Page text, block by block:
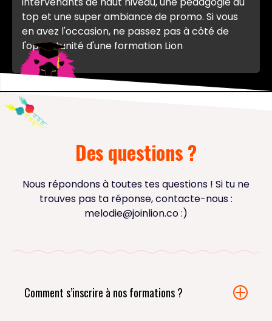
top et une super ambiance de promo. Si vous
en avez l'occasion, ne passez pas à côté de
l'opportunité d'une formation Lion
Des questions ?
Nous répondons à toutes tes questions ! Si tu ne
trouves pas ta réponse, contacte-nous :
melodie@joinlion.co:)
Comment s’inscrire à nos formations ?